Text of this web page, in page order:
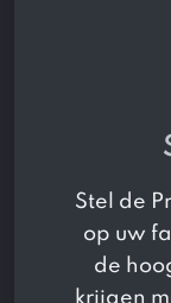
Stel de
op uw
de
krijgen